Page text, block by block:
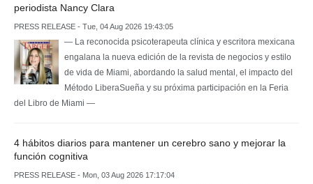
periodista Nancy Clara
PRESS RELEASE - Tue, 04 Aug 2026 19:43:05
— La reconocida psicoterapeuta clínica y escritora mexicana
engalana la nueva edición de la revista de negocios y estilo
de vida de Miami, abordando la salud mental, el impacto del
Método LiberaSueña y su próxima participación en la Feria
del Libro de Miami —
4 hábitos diarios para mantener un cerebro sano y mejorar la
función cognitiva
PRESS RELEASE - Mon, 03 Aug 2026 17:17:04